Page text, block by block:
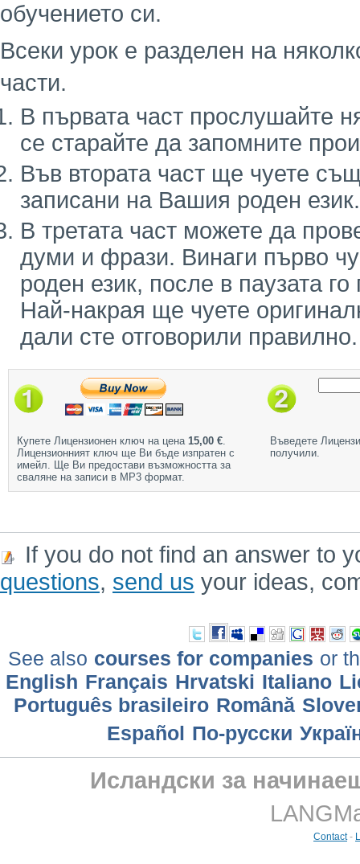
обучението си.
Всеки урок е разделен на
части.
В първата част прослушайте
се старайте да запомните
Във втората част ще чуете
записани на Вашия роден език.
В третата част можете да
думи и фрази. Винаги първо
роден език, после в паузата
Най-накрая ще чуете
дали сте отговорили правилно.
Купете Лицензионен ключ на цена 15,00 €.
Лицензионният ключ ще Ви бъде изпратен с
имейл. Ще Ви предостави възможността за
сваляне на записи в МР3 формат.
Въведете
получили.
If you do not find an answer to
questions, send us your ideas,
See also courses for companies or
English Français Hrvatski Italiano
Português brasileiro Română
Еspañol По-русски
Исландски за
Contact-